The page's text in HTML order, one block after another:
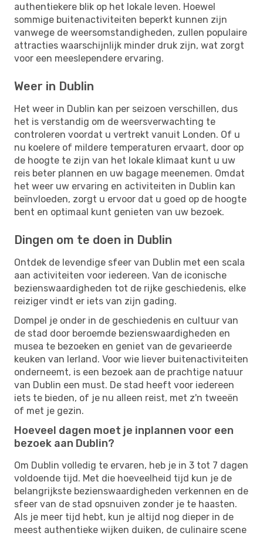
authentiekere blik op het lokale leven. Hoewel
sommige buitenactiviteiten beperkt kunnen zijn
vanwege de weersomstandigheden, zullen populaire
attracties waarschijnlijk minder druk zijn, wat zorgt
voor een meeslependere ervaring.
Weer in Dublin
Het weer in Dublin kan per seizoen verschillen, dus
het is verstandig om de weersverwachting te
controleren voordat u vertrekt vanuit Londen. Of u
nu koelere of mildere temperaturen ervaart, door op
de hoogte te zijn van het lokale klimaat kunt u uw
reis beter plannen en uw bagage meenemen. Omdat
het weer uw ervaring en activiteiten in Dublin kan
beïnvloeden, zorgt u ervoor dat u goed op de hoogte
bent en optimaal kunt genieten van uw bezoek.
Dingen om te doen in Dublin
Ontdek de levendige sfeer van Dublin met een scala
aan activiteiten voor iedereen. Van de iconische
bezienswaardigheden tot de rijke geschiedenis, elke
reiziger vindt er iets van zijn gading.
Dompel je onder in de geschiedenis en cultuur van
de stad door beroemde bezienswaardigheden en
musea te bezoeken en geniet van de gevarieerde
keuken van Ierland. Voor wie liever buitenactiviteiten
onderneemt, is een bezoek aan de prachtige natuur
van Dublin een must. De stad heeft voor iedereen
iets te bieden, of je nu alleen reist, met z'n tweeën
of met je gezin.
Hoeveel dagen moet je inplannen voor een
bezoek aan Dublin?
Om Dublin volledig te ervaren, heb je in 3 tot 7 dagen
voldoende tijd. Met die hoeveelheid tijd kun je de
belangrijkste bezienswaardigheden verkennen en de
sfeer van de stad opsnuiven zonder je te haasten.
Als je meer tijd hebt, kun je altijd nog dieper in de
meest authentieke wijken duiken, de culinaire scene